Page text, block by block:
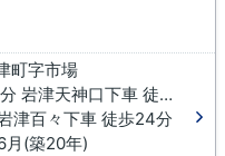
町字市場
北岡崎駅 バス17分 岩津天神口下車 徒歩4分
津百々下車 徒歩24分
月(築20年)